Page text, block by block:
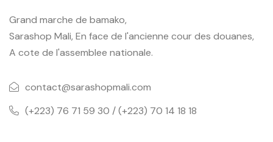
Grand marche de bamako,
Sarashop Mali, En face de l'ancienne cour des douanes,
A cote de l'assemblee nationale.
contact@sarashopmali.com
(+223) 76 71 59 30 / (+223) 70 14 18 18